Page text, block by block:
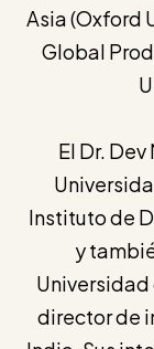
Asia (Oxford
Global
El Dr.
Instituto de
y
Universidad
director de